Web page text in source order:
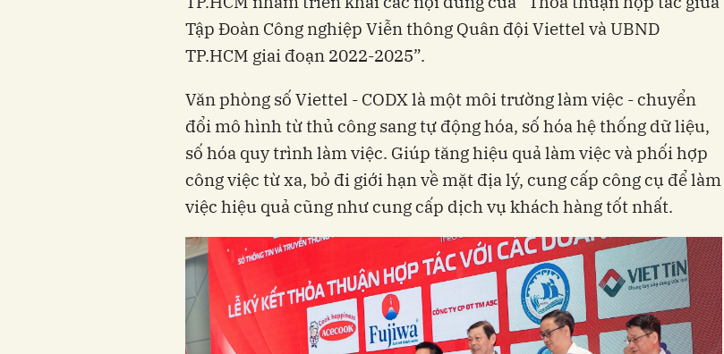
Tập Đoàn Công nghiệp Viễn thông Quân đội Viettel và UBND
TP.HCM giai đoạn 2022-2025”.
Văn phòng số Viettel - CODX là một môi trường làm việc - chuyển
đổi mô hình từ thủ công sang tự động hóa, số hóa hệ thống dữ liệu,
số hóa quy trình làm việc. Giúp tăng hiệu quả làm việc và phối hợp
công việc từ xa, bỏ đi giới hạn về mặt địa lý, cung cấp công cụ để làm
việc hiệu quả cũng như cung cấp dịch vụ khách hàng tốt nhất.